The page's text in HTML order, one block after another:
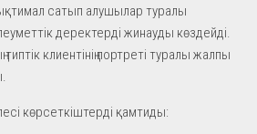
ықтимал сатып алушылар туралы
деректерді жинауды көздейді.
клиентінің портреті туралы жалпы
көрсеткіштерді қамтиды: